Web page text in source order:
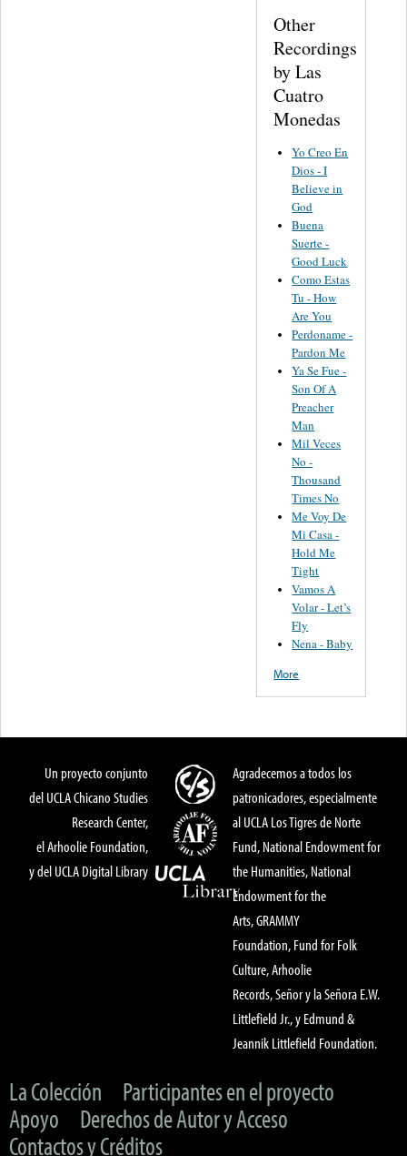
Other
Recordings
by Las
Cuatro
Monedas
Yo Creo En
Dios - I
Believe in
God
Buena
Suerte -
Good Luck
Como Estas
Tu - How
Are You
Perdoname -
Pardon Me
Ya Se Fue -
Son Of A
Preacher
Man
Mil Veces
No -
Thousand
Times No
Me Voy De
Mi Casa -
Hold Me
Tight
Vamos A
Volar - Let’s
Fly
Nena - Baby
More
Un proyecto conjunto
del UCLA Chicano Studies
Research Center,
el Arhoolie Foundation,
y del UCLA Digital Library
Agradecemos a todos los
patronicadores, especialmente
al UCLA Los Tigres de Norte
Fund, National Endowment for
the Humanities, National
Endowment for the
Arts, GRAMMY
Foundation, Fund for Folk
Culture, Arhoolie
Records, Señor y la Señora E.W.
Littlefield Jr., y Edmund &
Jeannik Littlefield Foundation.
La Colección
Participantes en el proyecto
Apoyo
Derechos de Autor y Acceso
Contactos y Créditos